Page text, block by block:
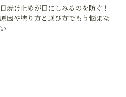
日焼け止めが目にしみるのを防ぐ！
原因や塗り方と選び方でもう悩まな
い